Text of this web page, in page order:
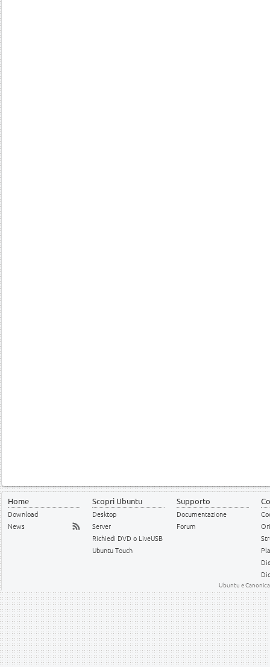
Home
Download
News
Scopri Ubuntu
Desktop
Server
Richiedi DVD o LiveUSB
Ubuntu Touch
Supporto
Documentazione
Forum
Ubuntu e